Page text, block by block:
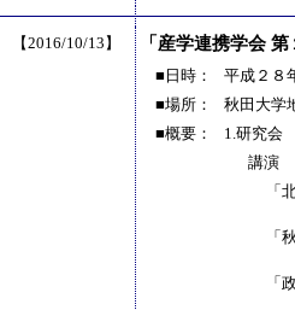
【2016/10/13】 「産学連携学会
■日時：
平成２８
■場所：
秋田大学
■概要：
1.研究会
講演
「
「
「
日